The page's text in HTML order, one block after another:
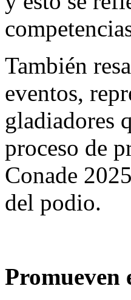
También
eventos,
gladiadores
proceso de
Conade
del podio.
Promueven